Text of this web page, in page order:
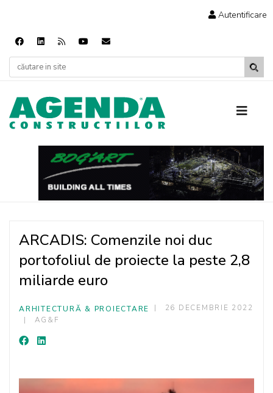
Autentificare
ARCADIS: Comenzile noi duc
portofoliul de proiecte la peste 2,8
miliarde euro
ARHITECTURĂ & PROIECTARE
26 DECEMBRIE 2022
AG&F